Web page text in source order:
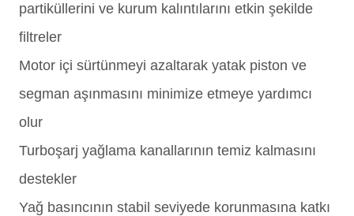
partiküllerini ve kurum kalıntılarını etkin şekilde
filtreler
Motor içi sürtünmeyi azaltarak yatak piston ve
segman aşınmasını minimize etmeye yardımcı
olur
Turboşarj yağlama kanallarının temiz kalmasını
destekler
Yağ basıncının stabil seviyede korunmasına katkı